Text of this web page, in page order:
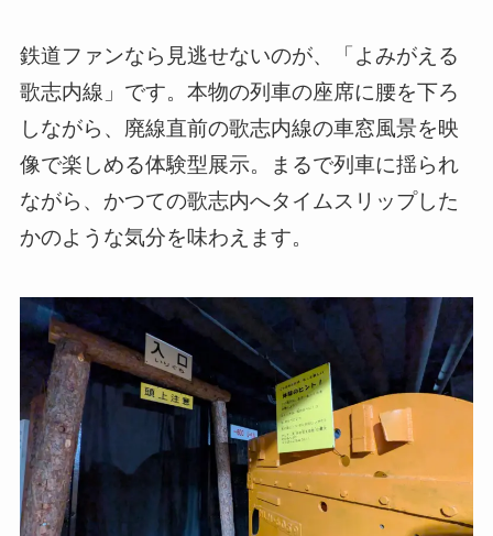
鉄道ファンなら見逃せないのが、「よみがえる
歌志内線」です。本物の列車の座席に腰を下ろ
しながら、廃線直前の歌志内線の車窓風景を映
像で楽しめる体験型展示。まるで列車に揺られ
ながら、かつての歌志内へタイムスリップした
かのような気分を味わえます。